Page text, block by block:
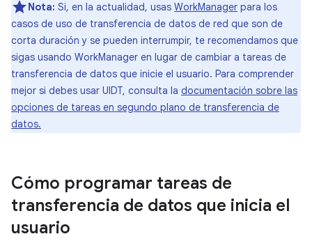
Nota: Si, en la actualidad, usas WorkManager para los
casos de uso de transferencia de datos de red que son de
corta duración y se pueden interrumpir, te recomendamos que
sigas usando WorkManager en lugar de cambiar a tareas de
transferencia de datos que inicie el usuario. Para comprender
mejor si debes usar UIDT, consulta la documentación sobre las
opciones de tareas en segundo plano de transferencia de
datos.
Cómo programar tareas de
transferencia de datos que inicia el
usuario